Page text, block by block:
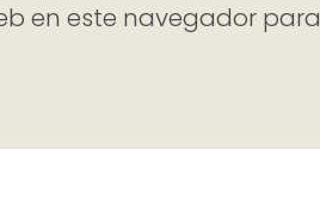
en este navegador para